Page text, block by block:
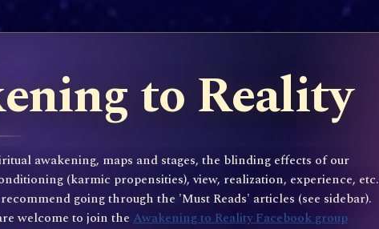
to Reality
awakening, maps and stages, the blinding effects of our
(karmic propensities), view, realization, experience, etc.
going through the 'Must Reads' articles (see sidebar).
welcome to join the Awakening to Reality Facebook group